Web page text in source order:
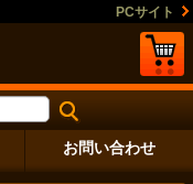
PCサイト
お問い合わせ